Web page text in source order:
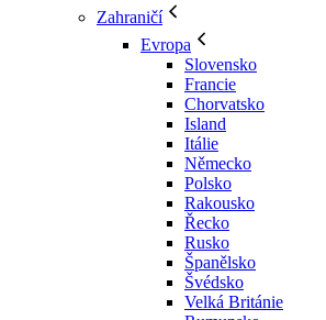
Zahraničí
Evropa
Slovensko
Francie
Chorvatsko
Island
Itálie
Německo
Polsko
Rakousko
Řecko
Rusko
Španělsko
Švédsko
Velká Británie